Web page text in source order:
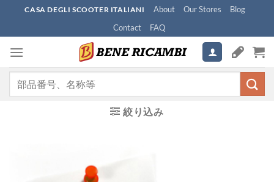
content
CASA DEGLI SCOOTER ITALIANI About Our Stores
Blog
Contact
FAQ
絞り込み